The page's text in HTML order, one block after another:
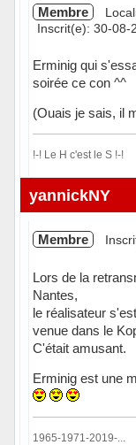
Membre
Inscrit(e): 30-08-
Erminig qui
soirée ce con ^^
(Ouais je sais, il
!-! Le H c'est le S !-!
Hors ligne
yannickNY
Membre
Lors de la
Nantes,
le réalisateur
venue dans le
C'était amusant.
Erminig est une
1965-1971-2019-...